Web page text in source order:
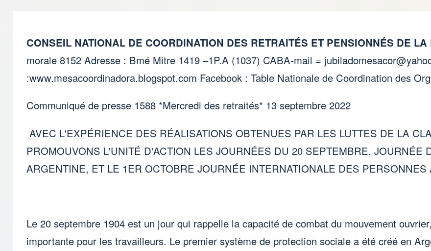
CONSEIL NATIONAL DE COORDINATION DES RETRAITÉS ET PENSIONNÉS DE
morale 8152 Adresse : Bmé Mitre 1419 –1P.A (1037) CABA-mail =
:www.mesacoordinadora.blogspot.com Facebook : Table Nationale de Coordination des
Communiqué de presse 1588 *Mercredi des retraités* 13 septembre 2022
AVEC L'EXPÉRIENCE DES RÉALISATIONS OBTENUES PAR LES LUTTES DE LA
PROMOUVONS L'UNITÉ D'ACTION LES JOURNÉES DU 20 SEPTEMBRE, JOURNÉE
ARGENTINE, ET LE 1ER OCTOBRE JOURNÉE INTERNATIONALE DES
Le 20 septembre 1904 est un jour qui rappelle la capacité de combat du mouvement
importante pour les travailleurs. Le premier système de protection sociale a été créé en